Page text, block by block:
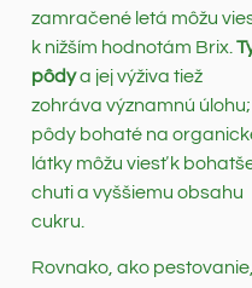
zamračené letá môžu
k nižším hodnotám Brix.
pôdya jej výživa tiež
zohráva významnú úlohu;
pôdy bohaté na
látky môžu viesť k
chuti a vyššiemu obsahu
cukru.
Rovnako, ako pestovanie,